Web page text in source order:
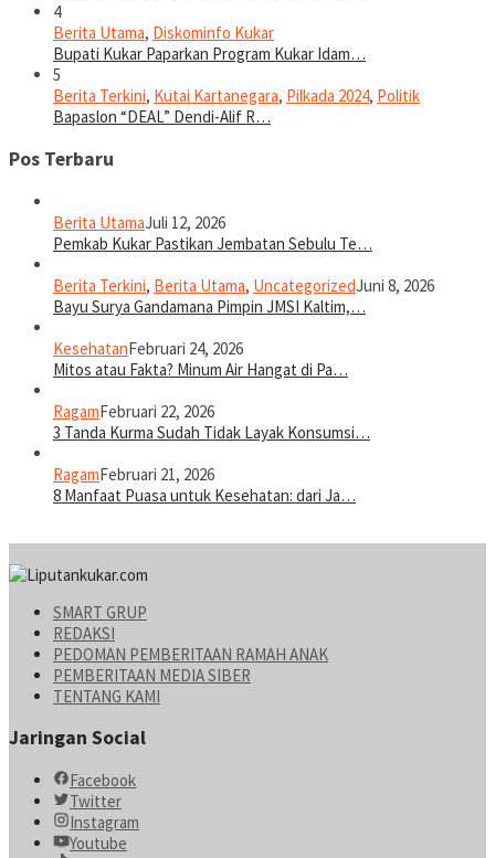
4
Berita Utama, Diskominfo Kukar
Bupati Kukar Paparkan Program Kukar Idam…
5
Berita Terkini, Kutai Kartanegara, Pilkada 2024, Politik
Bapaslon “DEAL” Dendi-Alif R…
Pos Terbaru
Berita UtamaJuli 12, 2026
Pemkab Kukar Pastikan Jembatan Sebulu Te…
Berita Terkini, Berita Utama, UncategorizedJuni 8, 2026
Bayu Surya Gandamana Pimpin JMSI Kaltim,…
KesehatanFebruari 24, 2026
Mitos atau Fakta? Minum Air Hangat di Pa…
RagamFebruari 22, 2026
3 Tanda Kurma Sudah Tidak Layak Konsumsi…
RagamFebruari 21, 2026
8 Manfaat Puasa untuk Kesehatan: dari Ja…
SMART GRUP
REDAKSI
PEDOMAN PEMBERITAAN RAMAH ANAK
PEMBERITAAN MEDIA SIBER
TENTANG KAMI
Jaringan Social
Facebook
Twitter
Instagram
Youtube